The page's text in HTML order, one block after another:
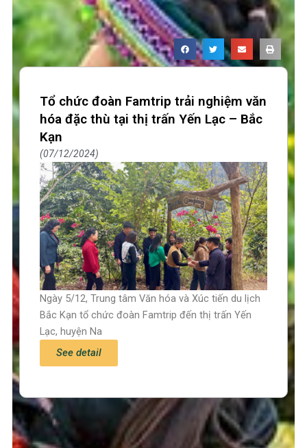
Trang chủ
Tổ chức đoàn Famtrip trải nghiệm văn
hóa đặc thù tại thị trấn Yến Lạc – Bắc
Kạn
07/12/2024
Ngày 5/12, Trung tâm Văn hóa và Xúc tiến du lịch
Bắc Kạn tổ chức đoàn Famtrip đến thị trấn Yến
Lạc, huyện Na
See detail